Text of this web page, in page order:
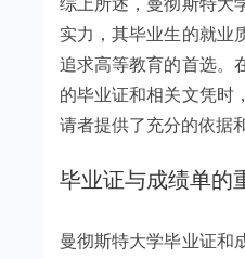
实力，其毕业生的就业
追求高等教育的首选。
的毕业证和相关文凭时
请者提供了充分的依据
毕业证与成绩单的
曼彻斯特大学毕业证和